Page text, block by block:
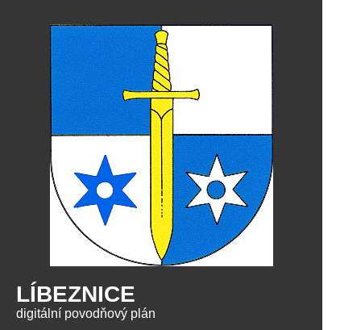
LÍBEZNICE
digitální povodňový plán